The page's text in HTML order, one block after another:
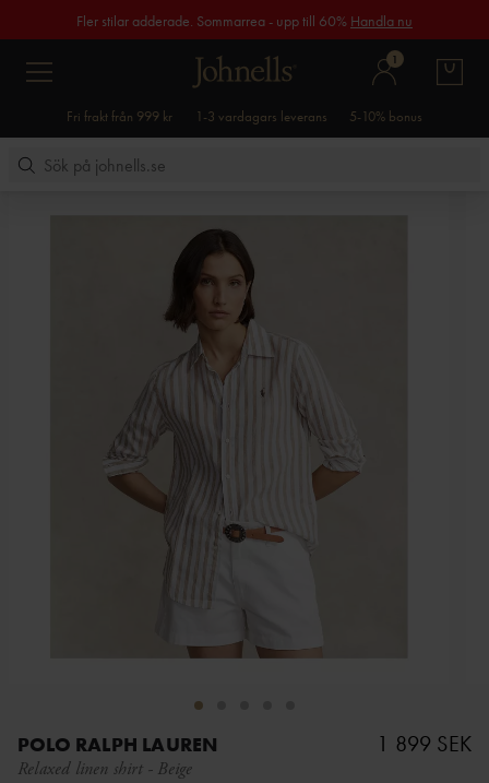
Fler stilar adderade. Sommarrea - upp till 60% Handla nu
1
Fri frakt från 999 kr 1-3 vardagars leverans 5-10% bonus
POLO RALPH LAUREN
Relaxed linen shirt - Beige
1 899 SEK